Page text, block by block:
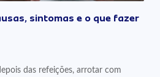
sintomas e o que fazer
das refeições, arrotar com